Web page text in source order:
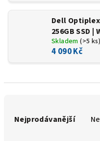
Dell Optiplex
256GB SSD |
Skladem(>5 ks)
4 090 Kč
Nejprodávanější